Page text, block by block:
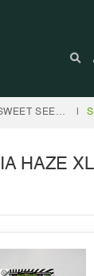
SWEET SEEDS
HAZE XL